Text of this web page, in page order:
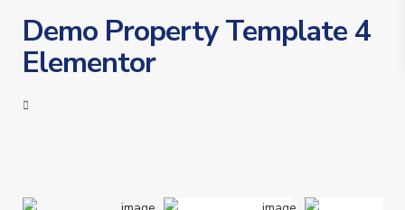
Demo Property Template 4
Elementor